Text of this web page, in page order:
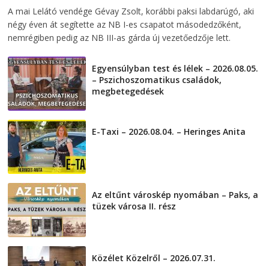
A mai Lelátó vendége Gévay Zsolt, korábbi paksi labdarúgó, aki
négy éven át segítette az NB I-es csapatot másodedzőként,
nemrégiben pedig az NB III-as gárda új vezetőedzője lett.
Egyensúlyban test és lélek – 2026.08.05.
– Pszichoszomatikus családok,
megbetegedések
E-Taxi – 2026.08.04. – Heringes Anita
Az eltűnt városkép nyomában – Paks, a
tüzek városa II. rész
Közélet Közelről – 2026.07.31.